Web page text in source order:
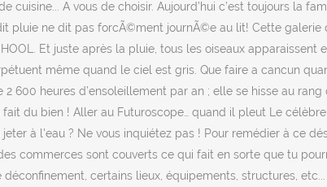
cuisine... A vous de choisir. Aujourd’hui c’est toujours la
pluie ne dit pas forcÃ©ment journÃ©e au lit! Cette
Et juste après la pluie, tous les oiseaux
même quand le ciel est gris. Que faire a cancun
600 heures d’ensoleillement par an ; elle se hisse au
du bien ! Aller au Futuroscope… quand il pleut Le
à l'eau ? Ne vous inquiétez pas ! Pour remédier à ce
commerces sont couverts ce qui fait en sorte que tu
certains lieux, équipements, structures,